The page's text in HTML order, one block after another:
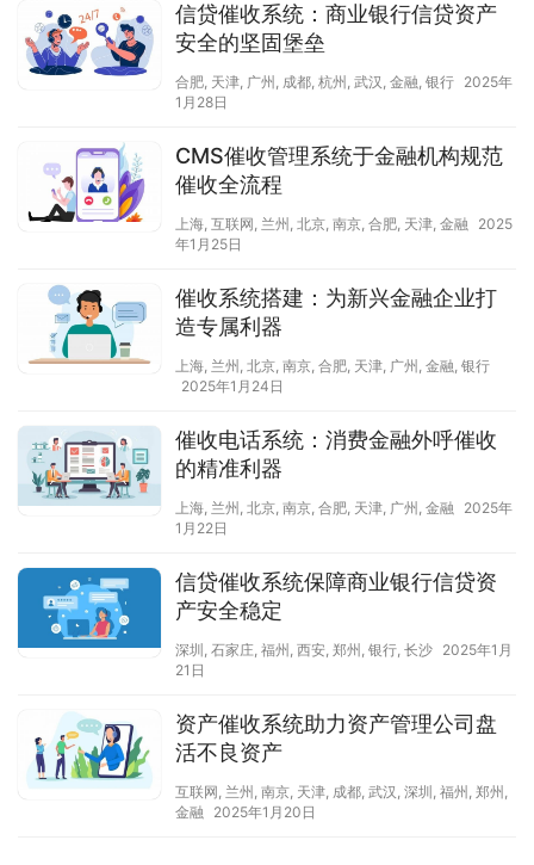
信贷催收系统：商业银行信贷资产
安全的坚固堡垒
合肥, 天津, 广州 , 成都, 杭州 , 武汉 , 金融, 银行 2025年
1月28日
CMS催收管理系统于金融机构规范
催收全流程
上海, 互联网, 兰州 , 北京, 南京, 合肥, 天津, 金融
2025
年1月25日
催收系统搭建：为新兴金融企业打
造专属利器
上海, 兰州 , 北京, 南京, 合肥, 天津, 广州 , 金融, 银行
2025年1月24日
催收电话系统：消费金融外呼催收
的精准利器
上海, 兰州 , 北京, 南京, 合肥, 天津, 广州 , 金融
2025年
1月22日
信贷催收系统保障商业银行信贷资
产安全稳定
深圳 , 石家庄, 福州 , 西安, 郑州 , 银行, 长沙 2025年1月
21日
资产催收系统助力资产管理公司盘
活不良资产
互联网, 兰州 , 南京, 天津, 成都, 武汉 , 深圳 , 福州 , 郑州 ,
金融
2025年1月20日